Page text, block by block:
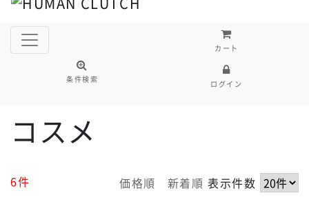
条件検索
カート
ログイン
コスメ
6件 価格順 新着順 表示件数